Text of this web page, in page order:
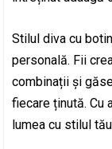
Stilul diva cu
personală. Fii
combinații și
fiecare ținută.
lumea cu stilul